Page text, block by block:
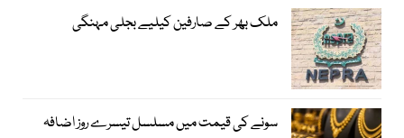
ملک بھر کے صارفین کیلیے بجلی مہنگی
سونے کی قیمت میں مسلسل تیسرے روز اضافہ